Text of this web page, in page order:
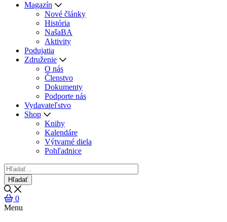
Magazín
Nové články
História
NašaBA
Aktivity
Podujatia
Združenie
O nás
Členstvo
Dokumenty
Podporte nás
Vydavateľstvo
Shop
Knihy
Kalendáre
Výtvarné diela
Pohľadnice
0
Menu